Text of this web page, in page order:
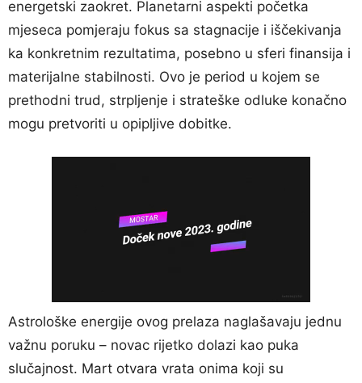
energetski zaokret. Planetarni aspekti početka
mjeseca pomjeraju fokus sa stagnacije i iščekivanja
ka konkretnim rezultatima, posebno u sferi finansija i
materijalne stabilnosti. Ovo je period u kojem se
prethodni trud, strpljenje i strateške odluke konačno
mogu pretvoriti u opipljive dobitke.
Astrološke energije ovog prelaza naglašavaju jednu
važnu poruku – novac rijetko dolazi kao puka
slučajnost. Mart otvara vrata onima koji su